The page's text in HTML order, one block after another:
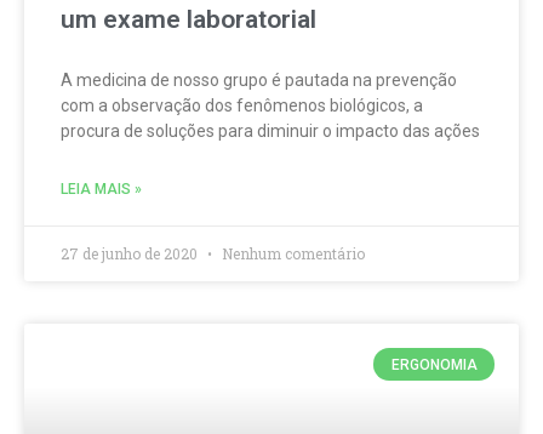
um exame laboratorial
A medicina de nosso grupo é pautada na prevenção
com a observação dos fenômenos biológicos, a
procura de soluções para diminuir o impacto das ações
LEIA MAIS »
27 de junho de 2020 Nenhum comentário
ERGONOMIA